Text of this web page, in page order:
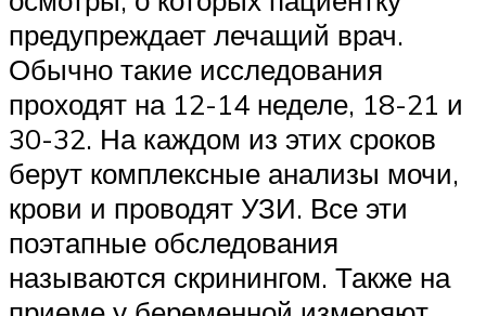
предупреждает лечащий врач.
Обычно такие исследования
проходят на 12-14 неделе, 18-21 и
30-32. На каждом из этих сроков
берут комплексные анализы мочи,
крови и проводят УЗИ. Все эти
поэтапные обследования
называются скринингом. Также на